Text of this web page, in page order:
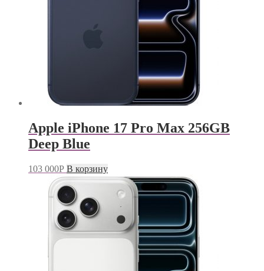
Apple iPhone 17 Pro Max 256GB
Deep Blue
103 000Р В корзину